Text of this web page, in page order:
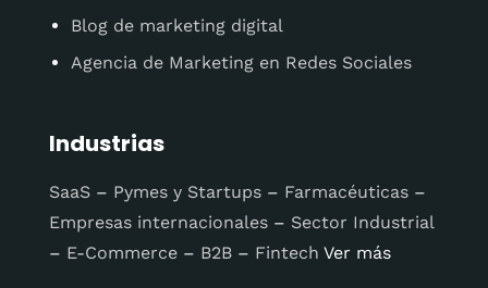
Blog de marketing digital
Agencia de Marketing en Redes Sociales
Industrias
SaaS– Pymes y Startups– Farmacéuticas–
Empresas internacionales– Sector Industrial
– E-Commerce– B2B– Fintech Ver más